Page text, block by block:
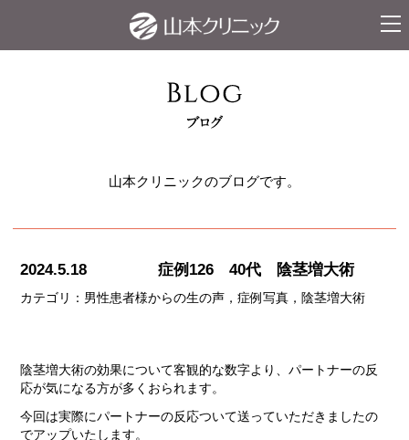
ナビ
山本クリニックのブログです。
2024.5.18 症例126 40代 陰茎増大術
カテゴリ： 男性患者様からの生の声 症例写真 陰茎増大術
陰茎増大術の効果について客観的な数字より、パートナーの反
応が気になる方が多くおられます。
今回は実際にパートナーの反応ついて送っていただきましたの
でアップいたします。